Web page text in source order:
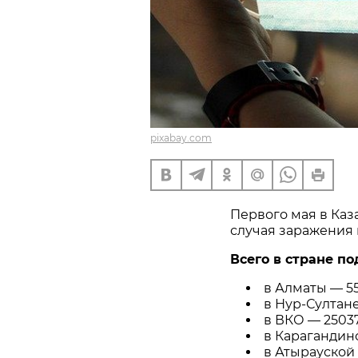
pixabay.com
Первого мая в
случая
Всего в стране
в Алматы —
в Нур-
в ВКО —
в
в